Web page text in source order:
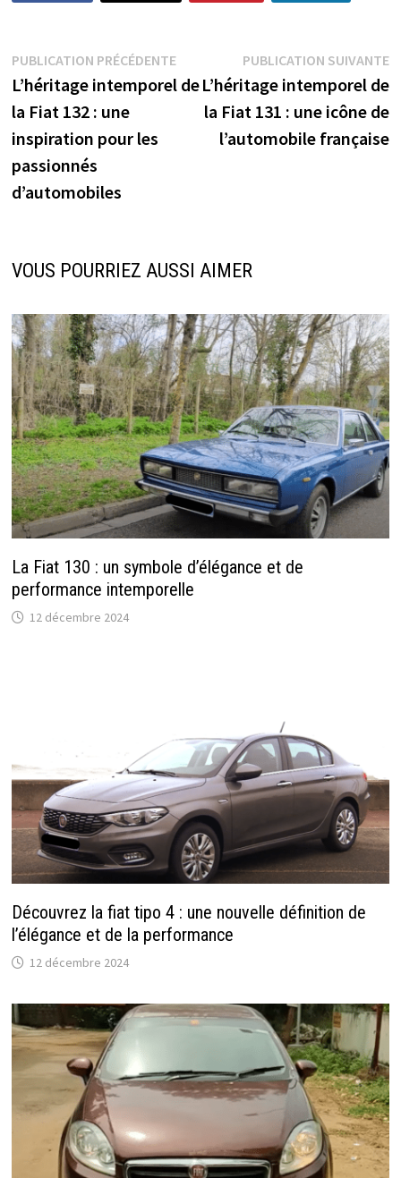
Navigation
de
l’article
PUBLICATION PRÉCÉDENTEPublication
précédente :
L’héritage intemporel de
la Fiat 132 : une
inspiration pour les
passionnés
d’automobiles
PUBLICATION SUIVANTE
L’héritage intemporel de
la Fiat 131 : une icône de
l’automobile française
VOUS POURRIEZ AUSSI AIMER
La Fiat 130 : un symbole d’élégance et de
performance intemporelle
12 décembre 2024
Découvrez la fiat tipo 4 : une nouvelle définition de
l’élégance et de la performance
12 décembre 2024